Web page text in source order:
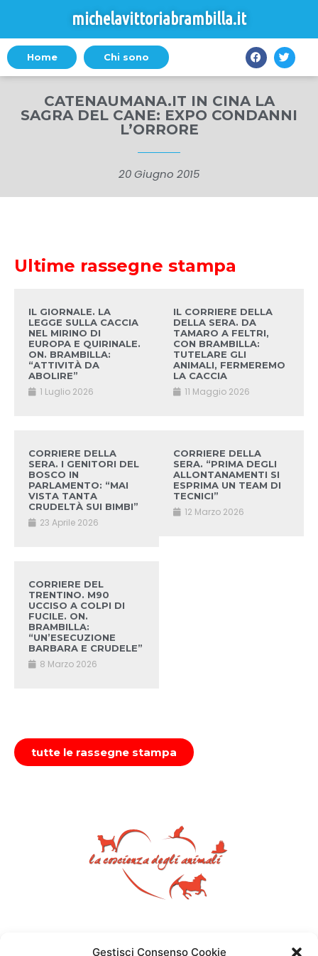
Gestisci Consenso Cookie
michelavittoriabrambilla.it
Home Chi sono
CATENAUMANA.IT IN CINA LA
SAGRA DEL CANE: EXPO CONDANNI
L’ORRORE
20 Giugno 2015
Ultime rassegne stampa
IL GIORNALE. LA
LEGGE SULLA CACCIA
NEL MIRINO DI
EUROPA E QUIRINALE.
ON. BRAMBILLA:
“ATTIVITÀ DA
ABOLIRE”
1 Luglio 2026
IL CORRIERE DELLA
DELLA SERA. DA
TAMARO A FELTRI,
CON BRAMBILLA:
TUTELARE GLI
ANIMALI, FERMEREMO
LA CACCIA
11 Maggio 2026
CORRIERE DELLA
SERA. I GENITORI DEL
BOSCO IN
PARLAMENTO: “MAI
VISTA TANTA
CRUDELTÀ SUI BIMBI”
23 Aprile 2026
CORRIERE DELLA
SERA. “PRIMA DEGLI
ALLONTANAMENTI SI
ESPRIMA UN TEAM DI
TECNICI”
12 Marzo 2026
CORRIERE DEL
TRENTINO. M90
UCCISO A COLPI DI
FUCILE. ON.
BRAMBILLA:
“UN’ESECUZIONE
BARBARA E CRUDELE”
8 Marzo 2026
tutte le rassegne stampa